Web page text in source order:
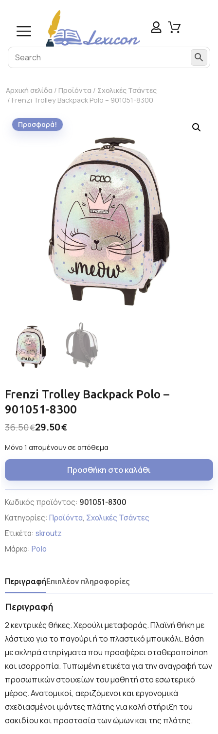
Αρχική σελίδα / Προϊόντα / Σχολικές Τσάντες
/ Frenzi Trolley Backpack Polo – 901051-8300
Προσφορά!
Frenzi Trolley Backpack Polo –
901051-8300
36.50€29.50€
Μόνο 1 απομένουν σε απόθεμα
Προσθήκη στο καλάθι
Κωδικός προϊόντος: 901051-8300
Κατηγορίες: Προϊόντα, Σχολικές Τσάντες
Ετικέτα: skroutz
Μάρκα: Polo
ΠεριγραφήΕπιπλέον πληροφορίες
Περιγραφή
2 κεντρικές θήκες. Χερούλι μεταφοράς. Πλαϊνή θήκη με
λάστιχο για το παγούρι ή το πλαστικό μπουκάλι. Βάση
με σκληρά στηρίγματα που προσφέρει σταθεροποίηση
και ισορροπία. Τυπωμένη ετικέτα για την αναγραφή των
προσωπικών στοιχείων του μαθητή στο εσωτερικό
μέρος. Ανατομικοί, αεριζόμενοι και εργονομικά
σχεδιασμένοι ιμάντες πλάτης για καλή στήριξη του
σακιδίου και προστασία των ώμων και της πλάτης.